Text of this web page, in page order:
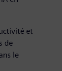
et
de
le